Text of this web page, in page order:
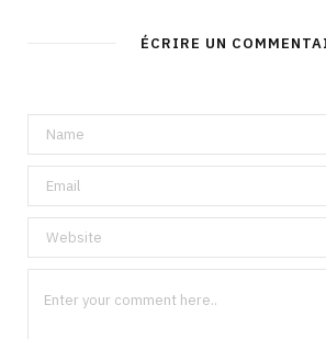
ÉCRIRE UN